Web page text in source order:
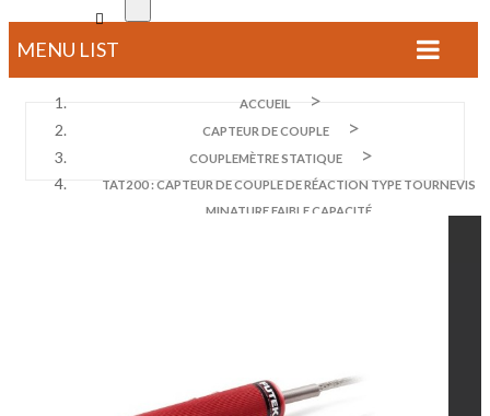

MENU LIST
ACCUEIL
CAPTEUR DE COUPLE
COUPLEMÈTRE STATIQUE
TAT200 : CAPTEUR DE COUPLE DE RÉACTION TYPE TOURNEVIS
MINATURE FAIBLE CAPACITÉ